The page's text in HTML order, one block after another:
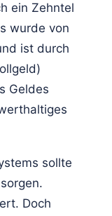
ein Zehntel
wurde von
ist durch
Geldes
sollte
Doch